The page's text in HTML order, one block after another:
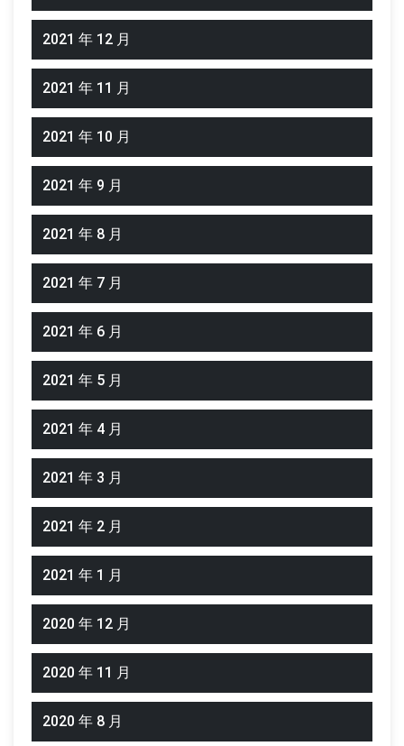
2021 年 12 月
2021 年 11 月
2021 年 10 月
2021 年 9 月
2021 年 8 月
2021 年 7 月
2021 年 6 月
2021 年 5 月
2021 年 4 月
2021 年 3 月
2021 年 2 月
2021 年 1 月
2020 年 12 月
2020 年 11 月
2020 年 8 月